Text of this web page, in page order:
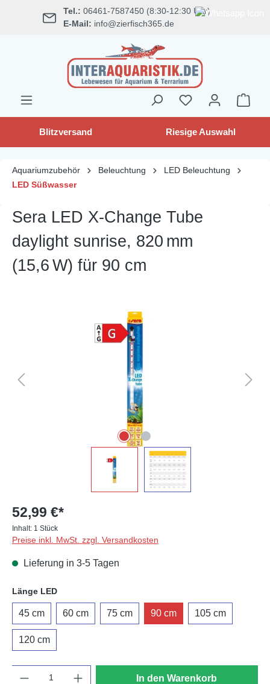
springen Tel.: 06461-7587450 (8:30-12:30 Uhr)
E-Mail: info@zierfisch365.de
Blitzversand Riesige Auswahl
Aquariumzubehör Beleuchtung
LED Beleuchtung
LED Süßwasser
Sera LED X-Change Tube
daylight sunrise, 820 mm
(15,6 W) für 90 cm
52,99 €*
Inhalt: 1 Stück
Preise inkl. MwSt. zzgl. Versandkosten
Lieferung in 3-5 Tagen
Länge LEDauswählen
45 cm 60 cm 75 cm 90 cm 105 cm
120 cm
In den Warenkorb